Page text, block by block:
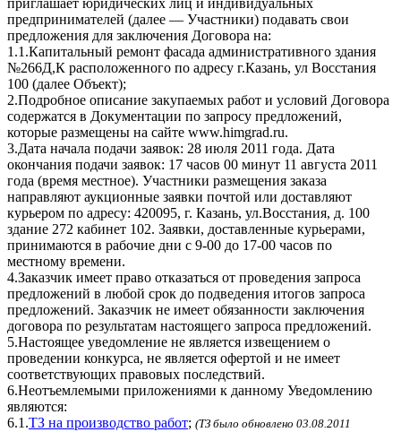
приглашает юридических лиц и индивидуальных
предпринимателей (далее — Участники) подавать свои
предложения для заключения Договора на:
1.1.Капитальный ремонт фасада административного здания
№266Д,К расположенного по адресу г.Казань, ул Восстания
100 (далее Объект);
2.Подробное описание закупаемых работ и условий Договора
содержатся в Документации по запросу предложений,
которые размещены на сайте www.himgrad.ru.
3.Дата начала подачи заявок: 28 июля 2011 года. Дата
окончания подачи заявок: 17 часов 00 минут 11 августа 2011
года (время местное). Участники размещения заказа
направляют аукционные заявки почтой или доставляют
курьером по адресу: 420095, г. Казань, ул.Восстания, д. 100
здание 272 кабинет 102. Заявки, доставленные курьерами,
принимаются в рабочие дни с 9-00 до 17-00 часов по
местному времени.
4.Заказчик имеет право отказаться от проведения запроса
предложений в любой срок до подведения итогов запроса
предложений. Заказчик не имеет обязанности заключения
договора по результатам настоящего запроса предложений.
5.Настоящее уведомление не является извещением о
проведении конкурса, не является офертой и не имеет
соответствующих правовых последствий.
6.Неотъемлемыми приложениями к данному Уведомлению
являются:
6.1.ТЗ на производство работ; (ТЗ было обновлено 03.08.2011